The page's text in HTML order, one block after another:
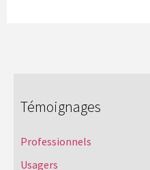
Témoignages
Professionnels
Usagers